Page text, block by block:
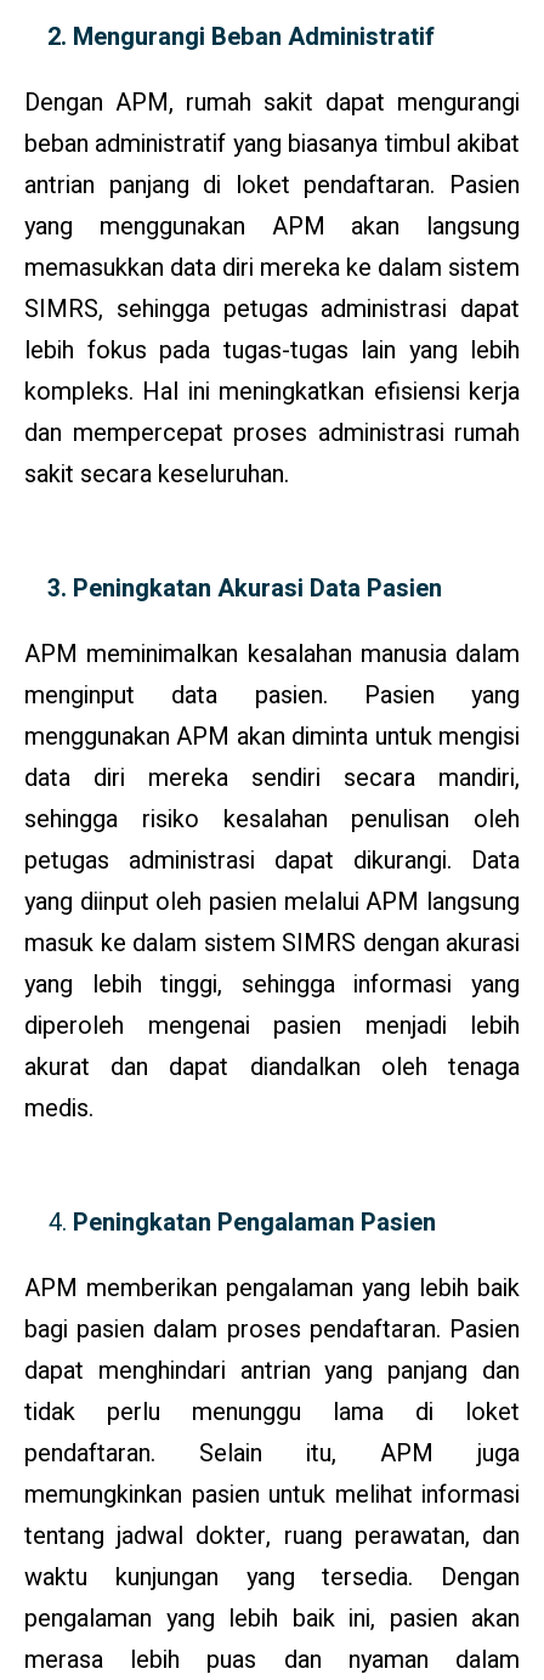
Mengurangi Beban Administratif
Dengan APM, rumah sakit dapat mengurangi
beban administratif yang biasanya timbul akibat
antrian panjang di loket pendaftaran. Pasien
yang menggunakan APM akan langsung
memasukkan data diri mereka ke dalam sistem
SIMRS, sehingga petugas administrasi dapat
lebih fokus pada tugas-tugas lain yang lebih
kompleks. Hal ini meningkatkan efisiensi kerja
dan mempercepat proses administrasi rumah
sakit secara keseluruhan.
Peningkatan Akurasi Data Pasien
APM meminimalkan kesalahan manusia dalam
menginput data pasien. Pasien yang
menggunakan APM akan diminta untuk mengisi
data diri mereka sendiri secara mandiri,
sehingga risiko kesalahan penulisan oleh
petugas administrasi dapat dikurangi. Data
yang diinput oleh pasien melalui APM langsung
masuk ke dalam sistem SIMRS dengan akurasi
yang lebih tinggi, sehingga informasi yang
diperoleh mengenai pasien menjadi lebih
akurat dan dapat diandalkan oleh tenaga
medis.
Peningkatan Pengalaman Pasien
APM memberikan pengalaman yang lebih baik
bagi pasien dalam proses pendaftaran. Pasien
dapat menghindari antrian yang panjang dan
tidak perlu menunggu lama di loket
pendaftaran. Selain itu, APM juga
memungkinkan pasien untuk melihat informasi
tentang jadwal dokter, ruang perawatan, dan
waktu kunjungan yang tersedia. Dengan
pengalaman yang lebih baik ini, pasien akan
merasa lebih puas dan nyaman dalam